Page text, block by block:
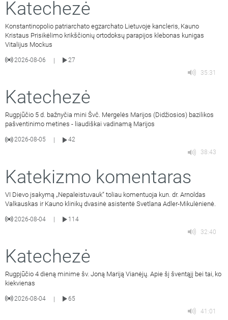
Katechezė
Konstantinopolio patriarchato egzarchato Lietuvoje kancleris, Kauno
Kristaus Prisikėlimo krikščionių ortodoksų parapijos klebonas kunigas
Vitalijus Mockus
2026-08-06 |
27
35:31
Katechezė
Rugpjūčio 5 d. bažnyčia mini Švč. Mergelės Marijos (Didžiosios) bazilikos
pašventinimo metines - liaudiškai vadinamą Marijos
2026-08-05
42
38:43
Katekizmo komentaras
VI Dievo įsakymą „Nepaleistuvauk“ toliau komentuoja kun. dr. Arnoldas
Valkauskas ir Kauno klinikų dvasinė asistentė Svetlana Adler-Mikulėnienė.
2026-08-04
114
32:40
Katechezė
Rugpjūčio 4 dieną minime šv. Joną Mariją Vianėjų. Apie šį šventąjį bei tai, ko
kiekvienas
2026-08-04 |
65
41:01